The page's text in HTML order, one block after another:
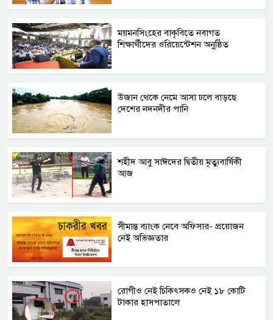
ময়মনসিংহের বাকৃবিতে নবাগত
শিক্ষার্থীদের ওরিয়েন্টেশন অনুষ্ঠিত
উজান থেকে নেমে আসা ঢলে বাড়ছে
দেশের নদনদীর পানি
শহীদ আবু সাঈদের দ্বিতীয় মৃত্যুবার্ষিকী
আজ
সীমান্ত ব্যাংক নেবে অফিসার- প্রয়োজন
নেই অভিজ্ঞতার
রোগীও নেই চিকিৎসকও নেই ১৮ কোটি
টাকার হাসপাতালে